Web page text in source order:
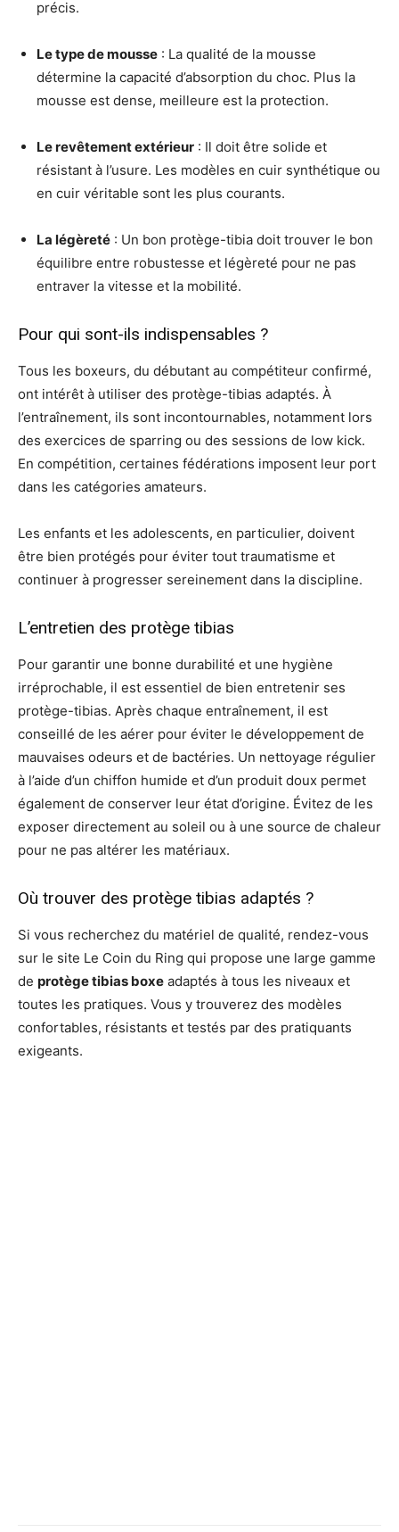
précis.
Le type de mousse : La qualité de la mousse
détermine la capacité d’absorption du choc. Plus la
mousse est dense, meilleure est la protection.
Le revêtement extérieur : Il doit être solide et
résistant à l’usure. Les modèles en cuir synthétique ou
en cuir véritable sont les plus courants.
La légèreté : Un bon protège-tibia doit trouver le bon
équilibre entre robustesse et légèreté pour ne pas
entraver la vitesse et la mobilité.
Pour qui sont-ils indispensables ?
Tous les boxeurs, du débutant au compétiteur confirmé,
ont intérêt à utiliser des protège-tibias adaptés. À
l’entraînement, ils sont incontournables, notamment lors
des exercices de sparring ou des sessions de low kick.
En compétition, certaines fédérations imposent leur port
dans les catégories amateurs.
Les enfants et les adolescents, en particulier, doivent
être bien protégés pour éviter tout traumatisme et
continuer à progresser sereinement dans la discipline.
L’entretien des protège tibias
Pour garantir une bonne durabilité et une hygiène
irréprochable, il est essentiel de bien entretenir ses
protège-tibias. Après chaque entraînement, il est
conseillé de les aérer pour éviter le développement de
mauvaises odeurs et de bactéries. Un nettoyage régulier
à l’aide d’un chiffon humide et d’un produit doux permet
également de conserver leur état d’origine. Évitez de les
exposer directement au soleil ou à une source de chaleur
pour ne pas altérer les matériaux.
Où trouver des protège tibias adaptés ?
Si vous recherchez du matériel de qualité, rendez-vous
sur le site Le Coin du Ring qui propose une large gamme
de protège tibias boxe adaptés à tous les niveaux et
toutes les pratiques. Vous y trouverez des modèles
confortables, résistants et testés par des pratiquants
exigeants.